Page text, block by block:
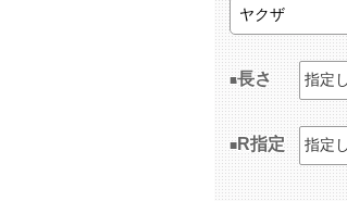
長さ
R指定